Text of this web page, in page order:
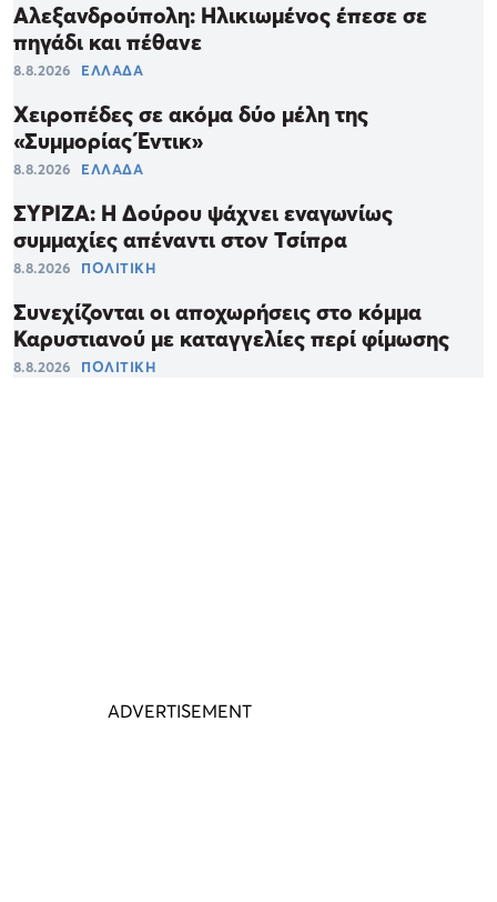
Αλεξανδρούπολη: Ηλικιωμένος έπεσε σε
πηγάδι και πέθανε
8.8.2026 ΕΛΛΑΔΑ
Χειροπέδες σε ακόμα δύο μέλη της
«Συμμορίας Έντικ»
8.8.2026 ΕΛΛΑΔΑ
ΣΥΡΙΖΑ: Η Δούρου ψάχνει εναγωνίως
συμμαχίες απέναντι στον Τσίπρα
8.8.2026 ΠΟΛΙΤΙΚΗ
Συνεχίζονται οι αποχωρήσεις στο κόμμα
Καρυστιανού με καταγγελίες περί φίμωσης
8.8.2026 ΠΟΛΙΤΙΚΗ